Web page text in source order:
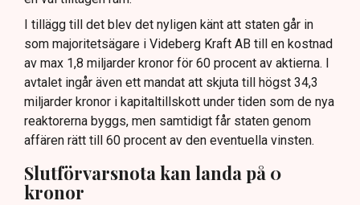
I tillägg till det blev det nyligen känt att staten går in
som majoritetsägare i Videberg Kraft AB till en kostnad
av max 1,8 miljarder kronor för 60 procent av aktierna. I
avtalet ingår även ett mandat att skjuta till högst 34,3
miljarder kronor i kapitaltillskott under tiden som de nya
reaktorerna byggs, men samtidigt får staten genom
affären rätt till 60 procent av den eventuella vinsten.
Slutförvarsnota kan landa på 0
kronor